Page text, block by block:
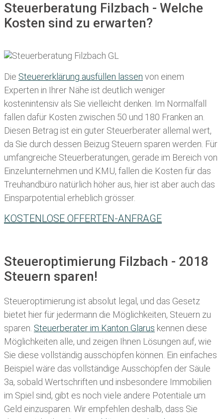
Steuerberatung Filzbach - Welche
Kosten sind zu erwarten?
Die Steuererklärung ausfüllen lassen von einem
Experten in Ihrer Nähe ist deutlich weniger
kostenintensiv als Sie vielleicht denken. Im Normalfall
fallen dafür Kosten zwischen 50 und 180 Franken an.
Diesen Betrag ist ein guter Steuerberater allemal wert,
da Sie durch dessen Beizug Steuern sparen werden. Für
umfangreiche Steuerberatungen, gerade im Bereich von
Einzelunternehmen und KMU, fallen die Kosten für das
Treuhandbüro natürlich höher aus, hier ist aber auch das
Einsparpotential erheblich grösser.
KOSTENLOSE OFFERTEN-ANFRAGE
Steueroptimierung Filzbach - 2018
Steuern sparen!
Steueroptimierung ist absolut legal, und das Gesetz
bietet hier für jedermann die Möglichkeiten, Steuern zu
sparen. Steuerberater im K anton Glarus kennen diese
Möglichkeiten alle, und zeigen Ihnen Lösungen auf, wie
Sie diese vollständig ausschöpfen können. Ein einfaches
Beispiel wäre das vollständige Ausschöpfen der Säule
3a, sobald Wertschriften und insbesondere Immobilien
im Spiel sind, gibt es noch viele andere Potentiale um
Geld einzusparen. Wir empfehlen deshalb, dass Sie